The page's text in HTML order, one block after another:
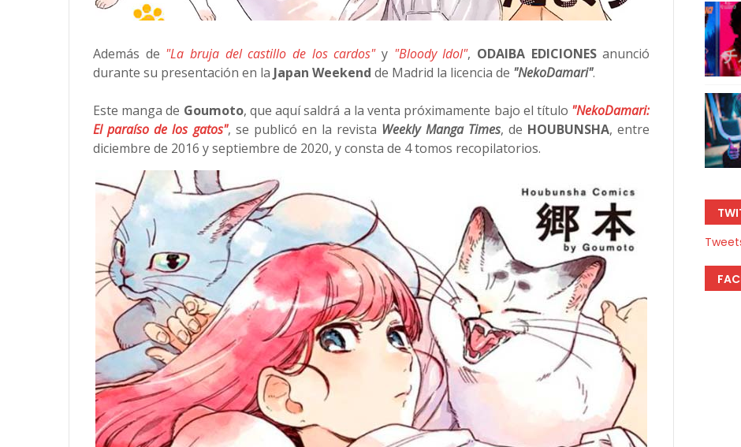
Además de "La bruja del castillo de los cardos"y "Bloody Idol", ODAIBA EDICIONESanunció
durante su presentación en la Japan Weekend de Madrid la licencia de "NekoDamari".
Este manga de Goumoto, que aquí saldrá a la venta próximamente bajo el título "NekoDamari:
El paraíso de los gatos", se publicó en la revista Weekly Manga Times, de HOUBUNSHA, entre
diciembre de 2016 y septiembre de 2020, y consta de 4 tomos recopilatorios.